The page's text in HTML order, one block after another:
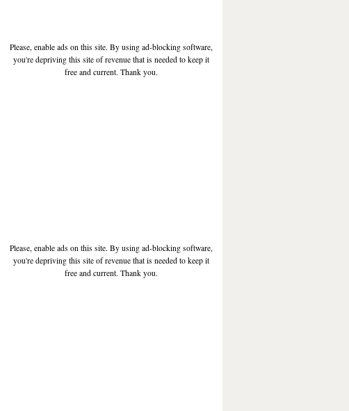
Please, enable ads on this site. By using ad-blocking software,
you're depriving this site of revenue that is needed to keep it
free and current. Thank you.
Please, enable ads on this site. By using ad-blocking software,
you're depriving this site of revenue that is needed to keep it
free and current. Thank you.